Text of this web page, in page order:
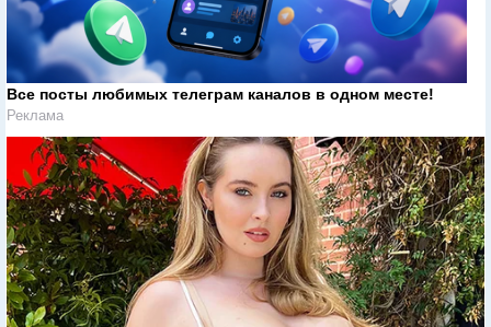
Все посты любимых телеграм каналов в одном месте!
Реклама